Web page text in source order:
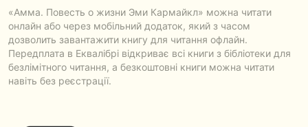
«Амма. Повесть о жизни Эми Кармайкл» можна читати
онлайн або через мобільний додаток, який з часом
дозволить завантажити книгу для читання офлайн.
Передплата в Еквалібрі відкриває всі книги з бібліотеки для
безлімітного читання, а безкоштовні книги можна читати
навіть без реєстрації.